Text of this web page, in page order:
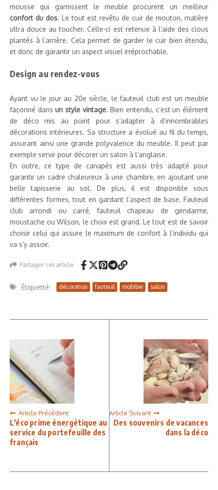
mousse qui garnissent le meuble procurent un meilleur
confort du dos. Le tout est revêtu de cuir de mouton, matière
ultra douce au toucher. Celle-ci est retenue à l’aide des clous
plantés à l’arrière. Cela permet de garder le cuir bien étendu,
et donc de garantir un aspect visuel irréprochable.
Design au rendez-vous
Ayant vu le jour au 20e siècle, le fauteuil club est un meuble
façonné dansun style vintage. Bien entendu, c’est un élément
de déco mis au point pour s’adapter à d’innombrables
décorations intérieures. Sa structure a évolué au fil du temps,
assurant ainsi une grande polyvalence du meuble. Il peut par
exemple servir pour décorer un salon à l’anglaise.
En outre, ce type de canapés est aussi très adapté pour
garantir un cadre chaleureux à une chambre, en ajoutant une
belle tapisserie au sol. De plus, il est disponible sous
différentes formes, tout en gardant l’aspect de base. Fauteuil
club arrondi ou carré, fauteuil chapeau de gendarme,
moustache ou Wilson, le choix est grand. Le tout est de savoir
choisir celui qui assure le maximum de confort à l’individu qui
va s’y assoir.
Partager cet article
Étiquetté : décoration fauteuil mobilier salon
Article Précédent
L’éco prime énergétique au
service du portefeuille des
français
Article Suivant
Des souvenirs de vacances
dans la déco